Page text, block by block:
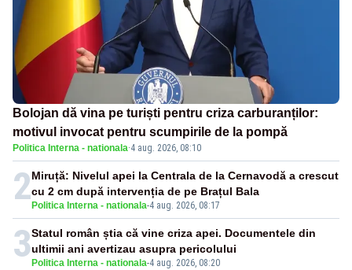
Bolojan dă vina pe turiști pentru criza carburanților:
motivul invocat pentru scumpirile de la pompă
Politica Interna - nationala·4 aug. 2026, 08:10
2 Politica Interna - nationala-4 aug. 2026, 08:17
Miruță: Nivelul apei la Centrala de la Cernavodă a crescut
cu 2 cm după intervenția de pe Brațul Bala
3 Politica Interna - nationala-4 aug. 2026, 08:20
Statul român știa că vine criza apei. Documentele din
ultimii ani avertizau asupra pericolului